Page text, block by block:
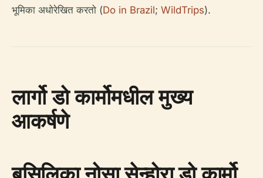
भूमिका अधोरेखित करतो (Do in Brazil; WildTrips).
लार्गो डो कार्मोमधील मुख्य
आकर्षणे